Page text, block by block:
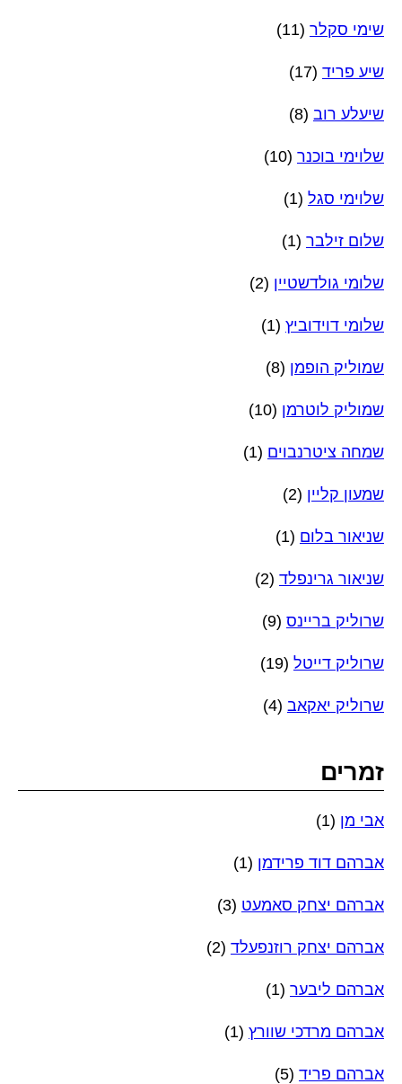
שימי סקלר (11)
שיע פריד (17)
שיעלע רוב (8)
שלוימי בוכנר (10)
שלוימי סגל (1)
שלום זילבר (1)
שלומי גולדשטיין (2)
שלומי דוידוביץ (1)
שמוליק הופמן (8)
שמוליק לוטרמן (10)
שמחה ציטרנבוים (1)
שמעון קליין (2)
שניאור בלום (1)
שניאור גרינפלד (2)
שרוליק בריינס (9)
שרוליק דייטל (19)
שרוליק יאקאב (4)
זמרים
אבי מן (1)
אברהם דוד פרידמן (1)
אברהם יצחק סאמעט (3)
אברהם יצחק רוזנפעלד (2)
אברהם ליבער (1)
אברהם מרדכי שוורץ (1)
אברהם פריד (5)